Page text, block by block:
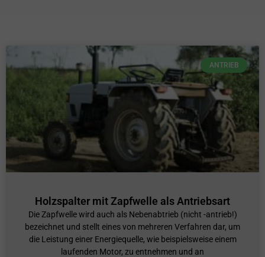
ANTRIEB
Holzspalter mit Zapfwelle als Antriebsart
Die Zapfwelle wird auch als Nebenabtrieb (nicht -antrieb!)
bezeichnet und stellt eines von mehreren Verfahren dar, um
die Leistung einer Energiequelle, wie beispielsweise einem
laufenden Motor, zu entnehmen und an